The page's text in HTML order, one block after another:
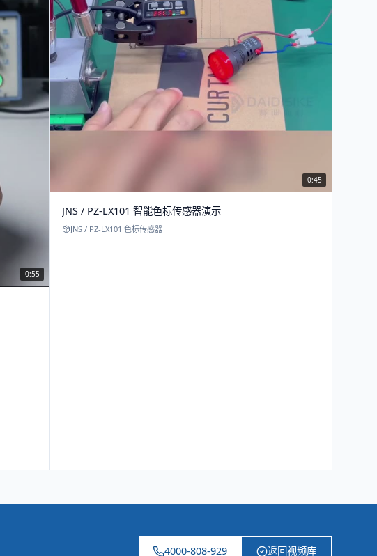
0:55
0:45
JNS / PZ-LX101 智能色标传感器演示
JNS / PZ-LX101 色标传感器
4000-808-929 返回视频库